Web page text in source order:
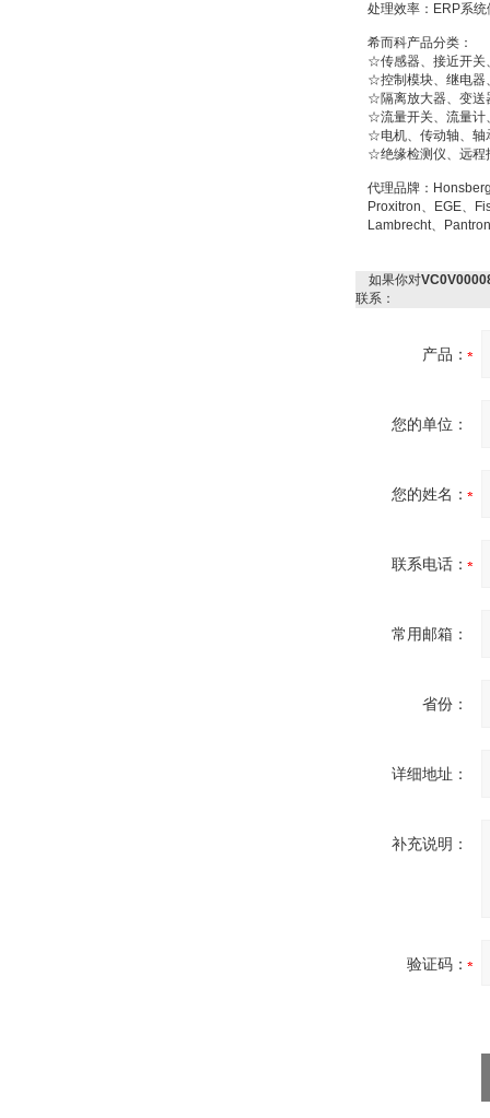
处理效率：ERP系
希而科产品分类：
☆传感器、接近开关
☆控制模块、继电器
☆隔离放大器、变送
☆流量开关、流量计
☆电机、传动轴、轴
☆绝缘检测仪、远程
代理品牌：
Proxitron、EGE、
Lambrecht、
如果你对
联系：
产品：
您的单位：
您的姓名：
联系电话：
常用邮箱：
省份：
详细地址：
补充说明：
验证码：